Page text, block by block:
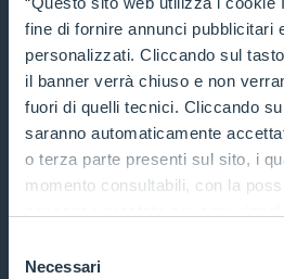
fine di fornire annunci pubblicitari
personalizzati. Cliccando sul
il banner verrà chiuso e non
fuori di quelli tecnici. Cliccando
saranno automaticamente
o terza parte presenti sul sito, i
momento consultabili, con la
ogni pagina, selezionare
delNecessari
Application error: a client-side